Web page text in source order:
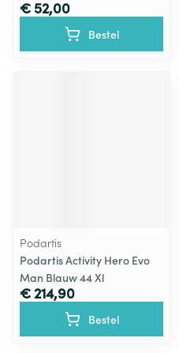
€ 52,00
Bestel
Podartis
Podartis Activity Hero Evo
Man Blauw 44 Xl
€ 214,90
Bestel